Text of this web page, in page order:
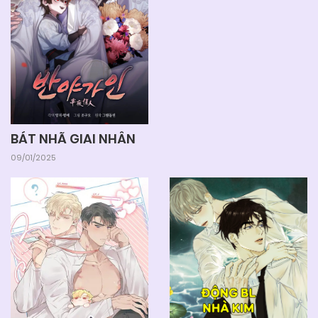
Chapter 48 04/06/2025
Chapter 47 04/06/2025
04/06/2025
Chapter 45 04/06/2025
Chapter 44 04/06/2025
Chapter 43 04/06/2025
BÁT NHÃ GIAI NHÂN
09/01/2025